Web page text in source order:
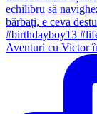
Aventuri cu Victor